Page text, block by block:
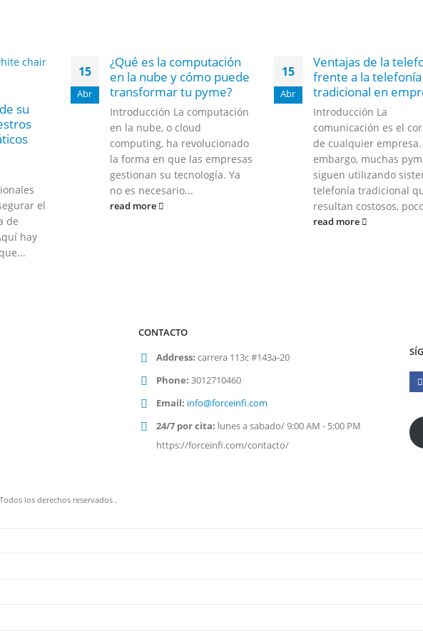
su
el
de
hay
15
Abr
¿Qué es la computación
en la nube y cómo puede
transformar tu pyme?
Introducción La computación
en la nube, o cloud
computing, ha revolucionado
la forma en que las empresas
gestionan su tecnología. Ya
no es necesario...
read more
15
Abr
Ventajas de la
frente a la telefonía
tradicional en
Introducción La
comunicación es el
de cualquier empresa.
embargo, muchas
siguen utilizando
telefonía tradicional
resultan costosos,
read more
CONTACTO
Address: carrera 113c #143a-20
Phone: 3012710460
Email: info@forceinfi.com
24/7 por cita: lunes a sabado/ 9:00 AM - 5:00 PM
https://forceinfi.com/contacto/
los derechos reservados .